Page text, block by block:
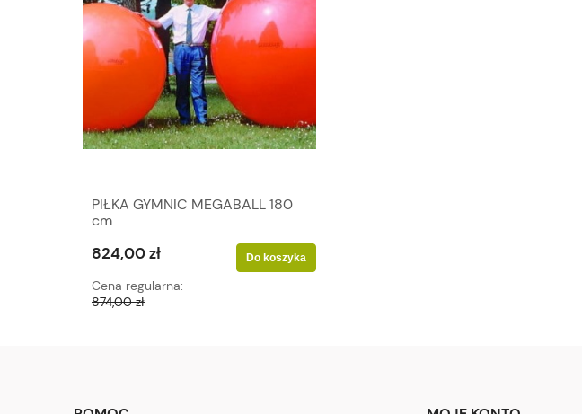
PIŁKA GYMNIC MEGABALL 180
cm
824,00 zł
Cena regularna:
874,00 zł
Do koszyka